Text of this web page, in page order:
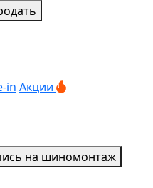
in Акции
на шиномонтаж